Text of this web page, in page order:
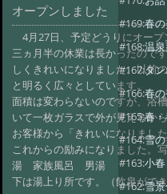
オープンしました
4月27日、予定どうりにオープ
三ヵ月半の休業は長かったので
しくきれいになりました。以前
と明るく広々としています。
面積は変わらないのですが、浴
いて一枚ガラスで外が見えるから
お客様から「きれいになりまし
これからの励みになりました
湯 家族風呂 男湯
下は湯上り所です。（飲泉ができ
#169:春
#168:温
#167:タ
#166:春の
#165:春
#164:雪
#163:小
#162:雪